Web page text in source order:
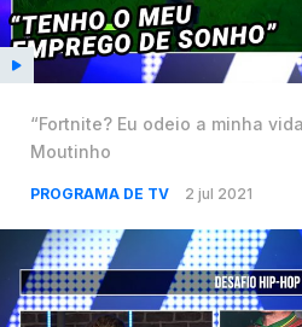
“Fortnite? Eu odeio a minha
Moutinho
PROGRAMA DE TV 2 jul 2021